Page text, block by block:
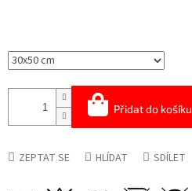
Přidat do košíku
ZEPTAT SE HLÍDAT SDÍLET